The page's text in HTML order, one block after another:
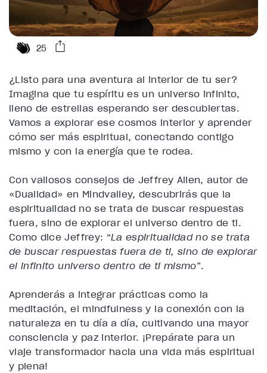
25
¿Listo para una aventura al interior de tu ser?
Imagina que tu espíritu es un universo infinito,
lleno de estrellas esperando ser descubiertas.
Vamos a explorar ese cosmos interior y aprender
cómo ser más espiritual, conectando contigo
mismo y con la energía que te rodea.
Con valiosos consejos de Jeffrey Allen, autor de
«Dualidad» en Mindvalley, descubrirás que la
espiritualidad no se trata de buscar respuestas
fuera, sino de explorar el universo dentro de ti.
Como dice Jeffrey: “La espiritualidad no se trata
de buscar respuestas fuera de ti, sino de explorar
el infinito universo dentro de ti mismo”.
Aprenderás a integrar prácticas como la
meditación, el mindfulness y la conexión con la
naturaleza en tu día a día, cultivando una mayor
consciencia y paz interior. ¡Prepárate para un
viaje transformador hacia una vida más espiritual
y plena!